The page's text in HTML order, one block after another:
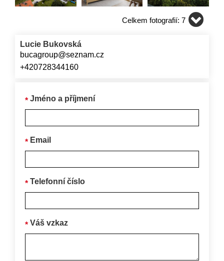
Celkem fotografií: 7
Lucie Bukovská
bucagroup@seznam.cz
+420728344160
Jméno a příjmení
Email
Telefonní číslo
Váš vzkaz